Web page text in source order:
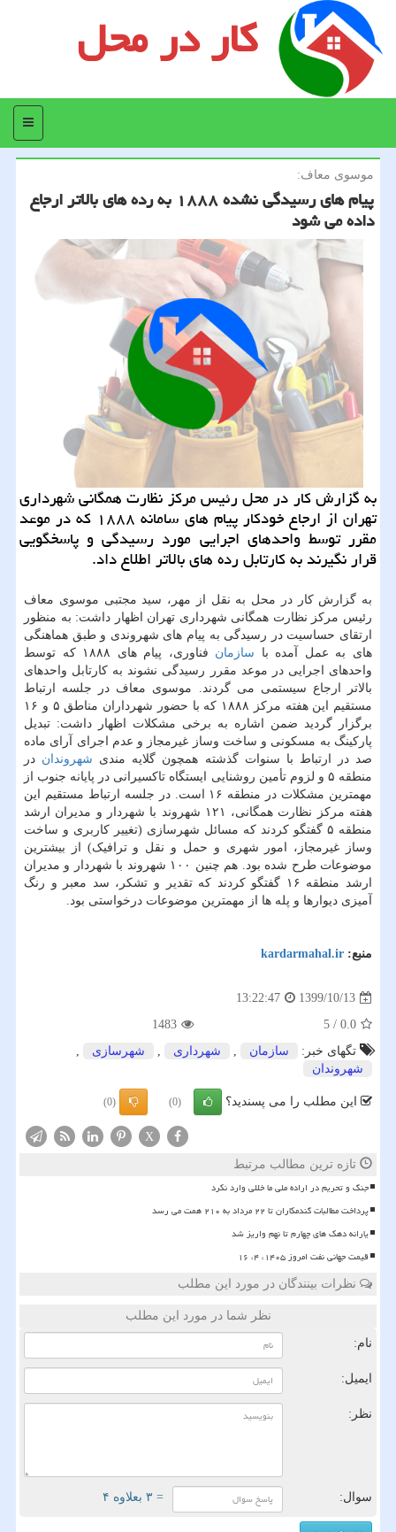
کار در محل
منو
موسوی معاف:
پیام های رسیدگی نشده ۱۸۸۸ به رده های بالاتر ارجاع
داده می شود
به گزارش کار در محل رئیس مرکز نظارت همگانی شهرداری
تهران از ارجاع خودکار پیام های سامانه ۱۸۸۸ که در موعد
مقرر توسط واحدهای اجرایی مورد رسیدگی و پاسخگویی
قرار نگیرند به کارتابل رده های بالاتر اطلاع داد.
به گزارش کار در محل به نقل از مهر، سید مجتبی موسوی معاف
رئیس مرکز نظارت همگانی شهرداری تهران اظهار داشت: به منظور
ارتقای حساسیت در رسیدگی به پیام های شهروندی و طبق هماهنگی
های به عمل آمده با سازمان
فناوری، پیام های ۱۸۸۸ که توسط
واحدهای اجرایی در موعد مقرر رسیدگی نشوند به کارتابل واحدهای
بالاتر ارجاع سیستمی می گردند. موسوی معاف در جلسه ارتباط
مستقیم این هفته مرکز ۱۸۸۸ که با حضور شهرداران مناطق ۵ و ۱۶
برگزار گردید ضمن اشاره به برخی مشکلات اظهار داشت: تبدیل
پارکینگ به مسکونی و ساخت وساز غیرمجاز و عدم اجرای آرای ماده
صد در ارتباط با سنوات گذشته همچون گلایه مندی شهروندان در
منطقه ۵ و لزوم تأمین روشنایی ایستگاه تاکسیرانی در پایانه جنوب از
مهمترین مشکلات در منطقه ۱۶ است. در جلسه ارتباط مستقیم این
هفته مرکز نظارت همگانی، ۱۲۱ شهروند با شهردار و مدیران ارشد
منطقه ۵ گفتگو کردند که مسائل شهرسازی (تغییر کاربری و ساخت
وساز غیرمجاز، امور شهری و حمل و نقل و ترافیک) از بیشترین
موضوعات طرح شده بود. هم چنین ۱۰۰ شهروند با شهردار و مدیران
ارشد منطقه ۱۶ گفتگو کردند که تقدیر و تشکر، سد معبر و رنگ
آمیزی دیوارها و پله ها از مهمترین موضوعات درخواستی بود.
منبع: kardarmahal.ir
1399/10/13
13:22:47
0.0
/
5
1483
تگهای خبر:
سازمان , شهرداری , شهرسازی
,
شهروندان
این مطلب را می پسندید؟ (0)
(0)
X
تازه ترین مطالب مرتبط
جنگ و تحریم در اراده ملی ما خللی وارد نکرد
پرداخت مطالبات گندمکاران تا ۲۲ مرداد به ۲۱۰ همت می رسد
یارانه دهک های چهارم تا نهم واریز شد
قیمت جهانی نفت امروز ۱۴۰۵، ۴، ۱۶
نظرات بینندگان در مورد این مطلب
نظر شما در مورد این مطلب
نام:
ایمیل:
نظر:
سوال: = ۳ بعلاوه ۴